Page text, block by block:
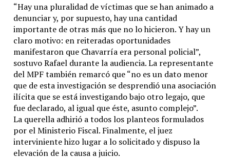
“Hay una pluralidad de víctimas que se han animado a
denunciar y, por supuesto, hay una cantidad
importante de otras más que no lo hicieron. Y hay un
claro motivo: en reiteradas oportunidades
manifestaron que Chavarría era personal policial”,
sostuvo Rafael durante la audiencia. La representante
del MPF también remarcó que “no es un dato menor
que de esta investigación se desprendió una asociación
ilícita que se está investigando bajo otro legajo, que
fue declarado, al igual que éste, asunto complejo”.
La querella adhirió a todos los planteos formulados
por el Ministerio Fiscal. Finalmente, el juez
interviniente hizo lugar a lo solicitado y dispuso la
elevación de la causa a juicio.